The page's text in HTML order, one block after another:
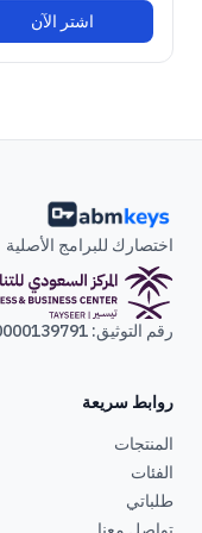
اشتر الآن
اختصارك للبرامج الأصلية
رقم التوثيق: 0000139791
روابط سريعة
المنتجات
الفئات
طلباتي